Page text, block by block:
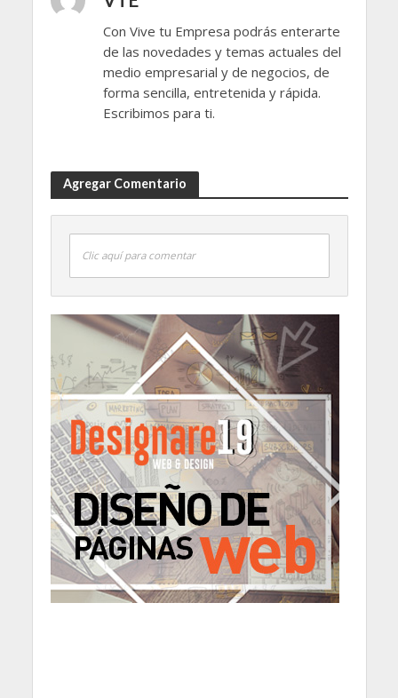
Con Vive tu Empresa podrás enterarte
de las novedades y temas actuales del
medio empresarial y de negocios, de
forma sencilla, entretenida y rápida.
Escribimos para ti.
Agregar Comentario
Clic aquí para comentar